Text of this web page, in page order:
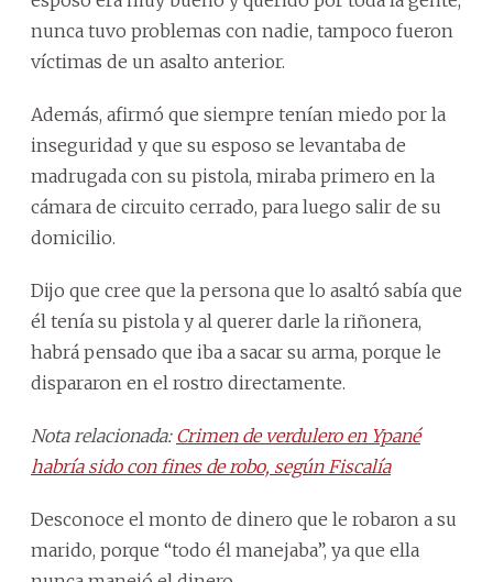
nunca tuvo problemas con nadie, tampoco fueron
víctimas de un asalto anterior.
Además, afirmó que siempre tenían miedo por la
inseguridad y que su esposo se levantaba de
madrugada con su pistola, miraba primero en la
cámara de circuito cerrado, para luego salir de su
domicilio.
Dijo que cree que la persona que lo asaltó sabía que
él tenía su pistola y al querer darle la riñonera,
habrá pensado que iba a sacar su arma, porque le
dispararon en el rostro directamente.
Nota relacionada: Crimen de verdulero en Ypané
habría sido con fines de robo, según Fiscalía
Desconoce el monto de dinero que le robaron a su
marido, porque “todo él manejaba”, ya que ella